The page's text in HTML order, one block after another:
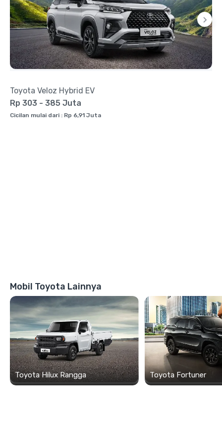
Toyota Veloz Hybrid EV
Rp 303 - 385 Juta
Cicilan mulai dari : Rp 6,91 Juta
Mobil Toyota Lainnya
Toyota Hilux Rangga Toyota Fortuner